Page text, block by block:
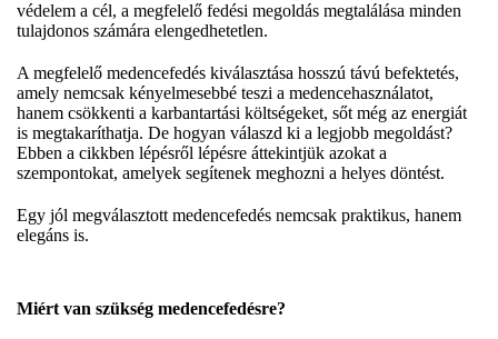
védelem a cél, a megfelelő fedési megoldás megtalálása minden
tulajdonos számára elengedhetetlen.
A megfelelő medencefedés kiválasztása hosszú távú befektetés,
amely nemcsak kényelmesebbé teszi a medencehasználatot,
hanem csökkenti a karbantartási költségeket, sőt még az energiát
is megtakaríthatja. De hogyan válaszd ki a legjobb megoldást?
Ebben a cikkben lépésről lépésre áttekintjük azokat a
szempontokat, amelyek segítenek meghozni a helyes döntést.
Egy jól megválasztott medencefedés nemcsak praktikus, hanem
elegáns is.
Miért van szükség medencefedésre?